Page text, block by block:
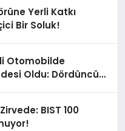
Yerli Katkı
Bir Soluk!
Otomobilde
Oldu: Dördüncü
BIST 100